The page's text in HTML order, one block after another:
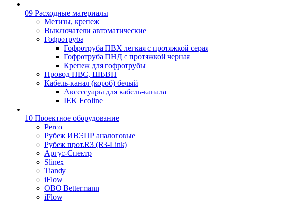
09 Расходные материалы
Метизы, крепеж
Выключатели автоматические
Гофротруба
Гофротруба ПВХ легкая с протяжкой серая
Гофротруба ПНД с протяжкой черная
Крепеж для гофротрубы
Провод ПВС, ШВВП
Кабель-канал (короб) белый
Аксессуары для кабель-канала
IEK Ecoline
10 Проектное оборудование
Perco
Рубеж ИВЭПР аналоговые
Рубеж прот.R3 (R3-Link)
Аргус-Спектр
Slinex
Tiandy
iFlow
OBO Bettermann
iFlow